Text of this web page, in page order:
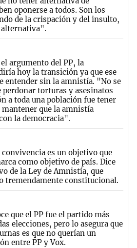
oponerse a todos. Son los
de la crispación y del insulto,
alternativa".
argumento del PP, la
hoy la transición ya que ese
entender sin la amnistía. "No se
perdonar torturas y asesinatos
a toda una población fue tener
que la amnistía
la democracia".
es un objetivo que
como objetivo de país. Dice
de la Ley de Amnistía, que
tremendamente constitucional.
que el PP fue el partido más
elecciones, pero lo asegura que
es que no querían un
entre PP y Vox.